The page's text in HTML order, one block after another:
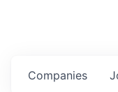
Companies